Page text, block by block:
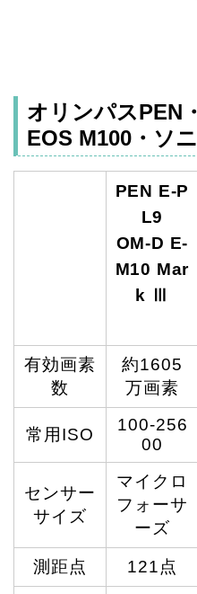
オリンパスPEN
EOS M100・ソ
PEN E-P
L9
OM-D E-
M10 Mar
k Ⅲ
有効画素
数
約1605
万画素
常用ISO
100-256
00
センサー
サイズ
マイクロ
フォーサ
ーズ
測距点 121点